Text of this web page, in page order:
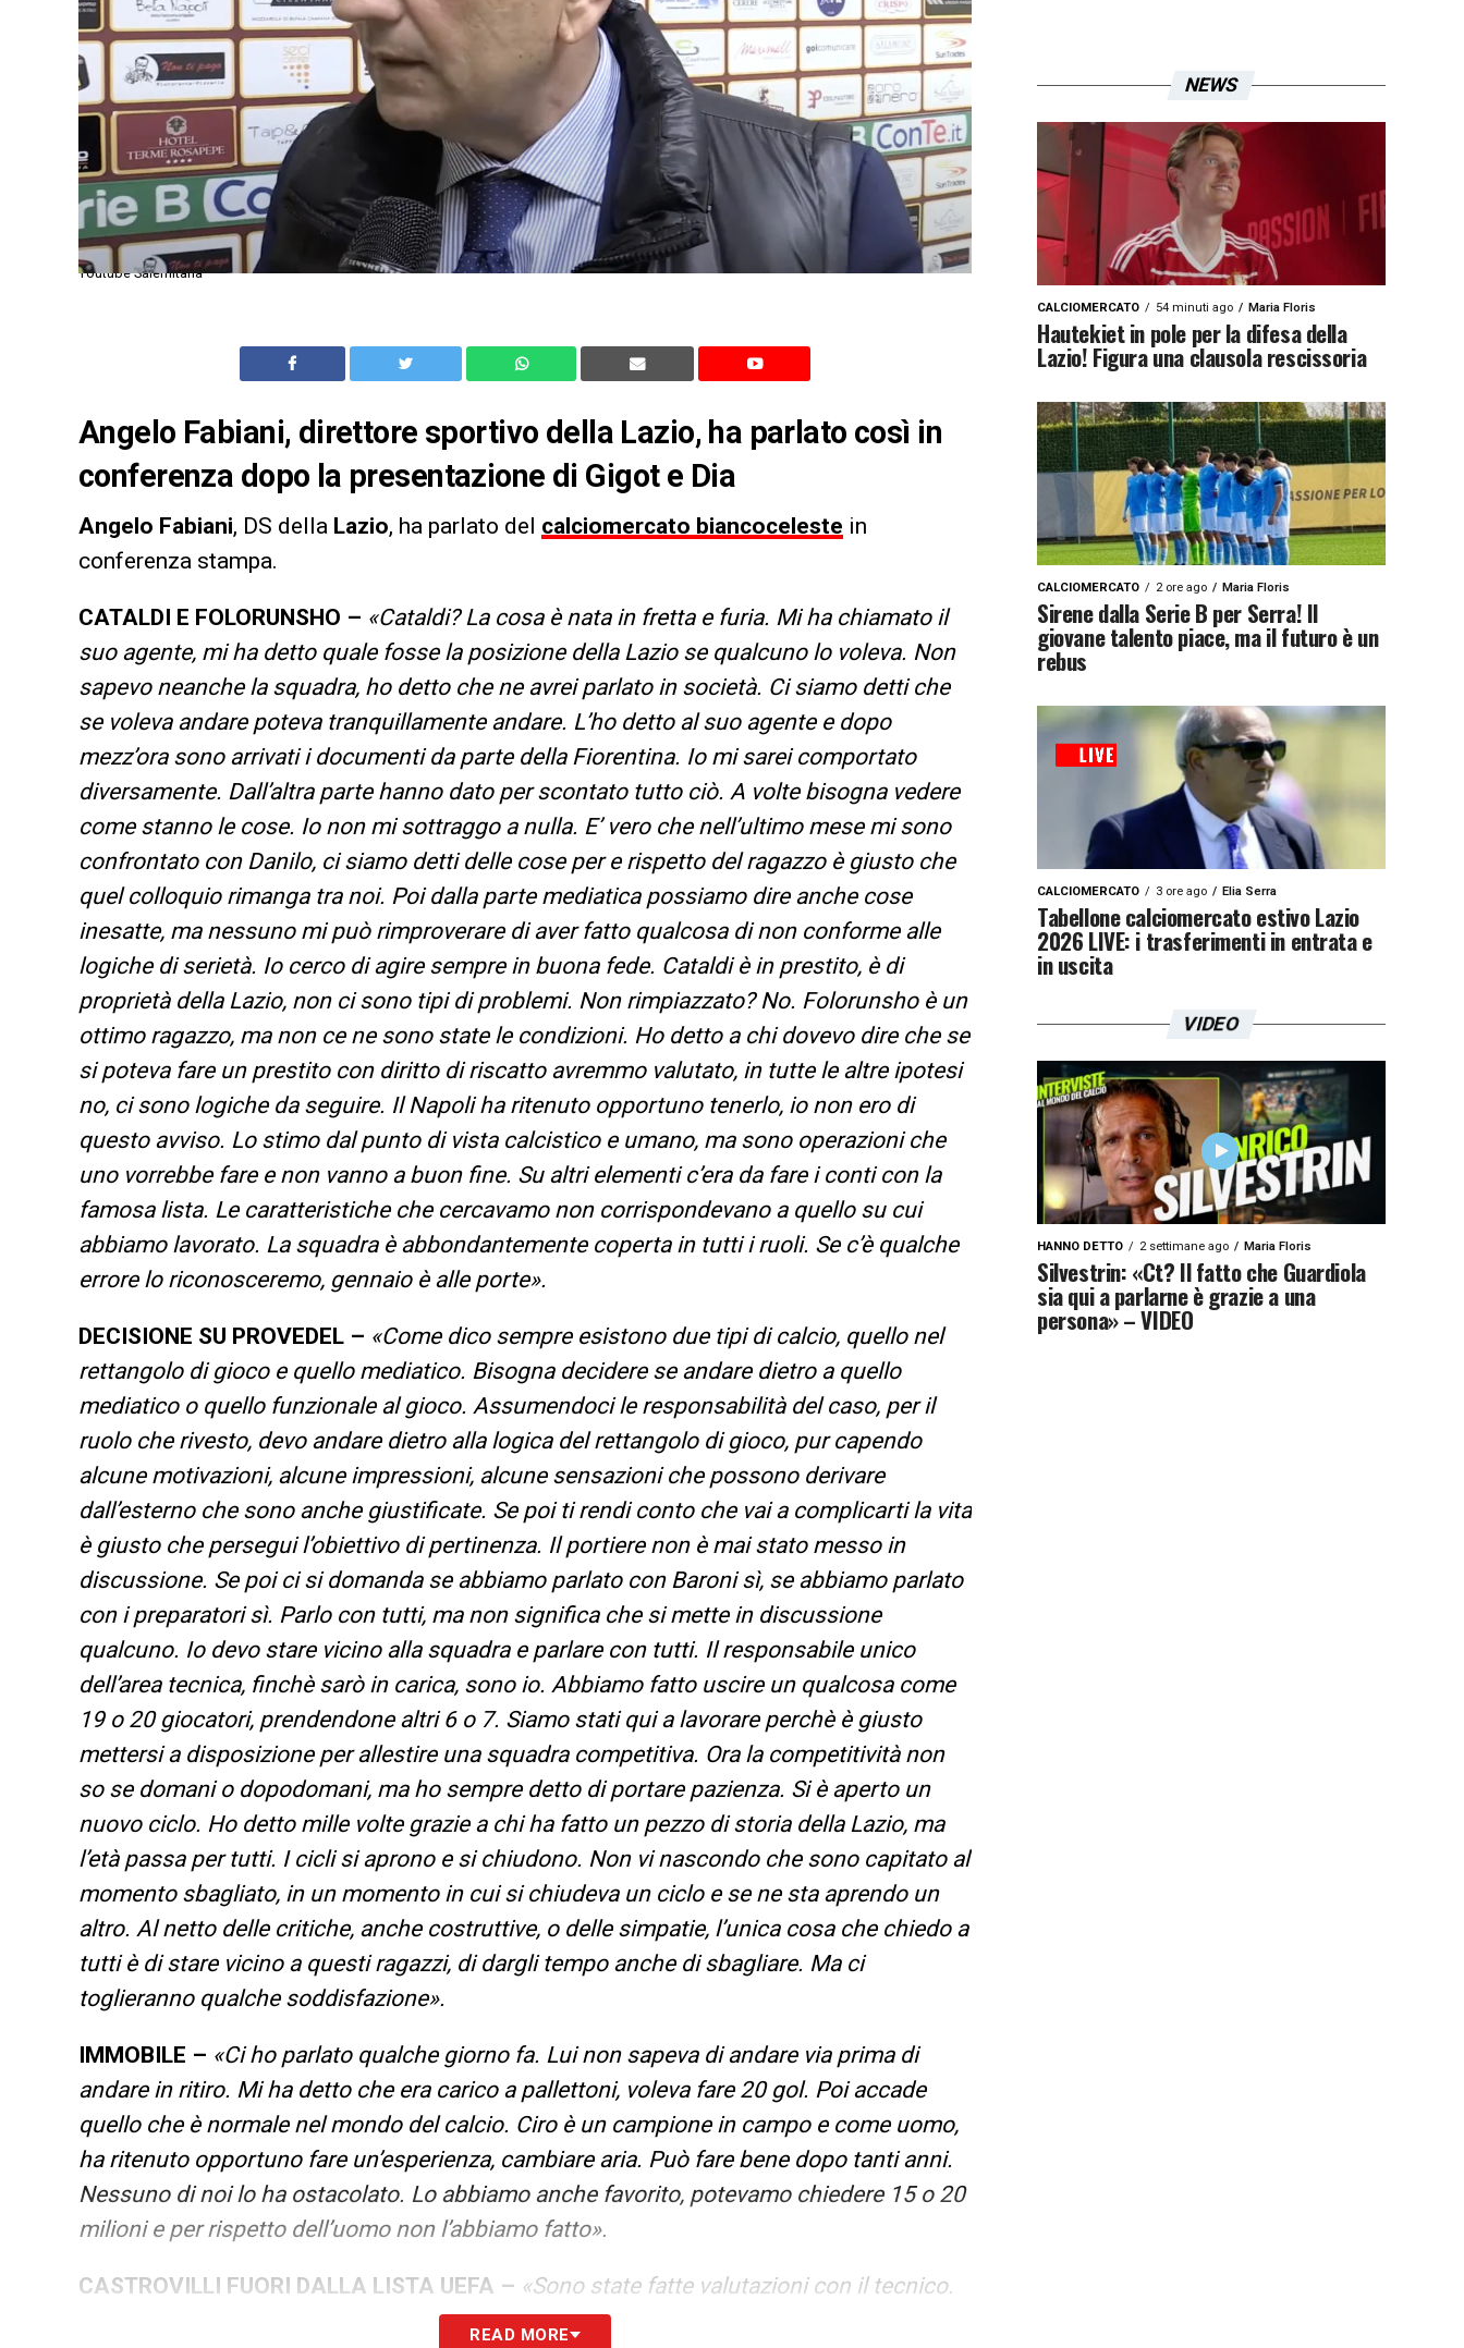
Youtube Salernitana
Angelo Fabiani, direttore sportivo della Lazio, ha parlato così in
conferenza dopo la presentazione di Gigot e Dia
Angelo Fabiani, DS della Lazio, ha parlato del calciomercato biancoceleste in
conferenza stampa.
CATALDI E FOLORUNSHO – «Cataldi? La cosa è nata in fretta e furia. Mi ha chiamato il
suo agente, mi ha detto quale fosse la posizione della Lazio se qualcuno lo voleva. Non
sapevo neanche la squadra, ho detto che ne avrei parlato in società. Ci siamo detti che
se voleva andare poteva tranquillamente andare. L’ho detto al suo agente e dopo
mezz’ora sono arrivati i documenti da parte della Fiorentina. Io mi sarei comportato
diversamente. Dall’altra parte hanno dato per scontato tutto ciò. A volte bisogna vedere
come stanno le cose. Io non mi sottraggo a nulla. E’ vero che nell’ultimo mese mi sono
confrontato con Danilo, ci siamo detti delle cose per e rispetto del ragazzo è giusto che
quel colloquio rimanga tra noi. Poi dalla parte mediatica possiamo dire anche cose
inesatte, ma nessuno mi può rimproverare di aver fatto qualcosa di non conforme alle
logiche di serietà. Io cerco di agire sempre in buona fede. Cataldi è in prestito, è di
proprietà della Lazio, non ci sono tipi di problemi. Non rimpiazzato? No. Folorunsho è un
ottimo ragazzo, ma non ce ne sono state le condizioni. Ho detto a chi dovevo dire che se
si poteva fare un prestito con diritto di riscatto avremmo valutato, in tutte le altre ipotesi
no, ci sono logiche da seguire. Il Napoli ha ritenuto opportuno tenerlo, io non ero di
questo avviso. Lo stimo dal punto di vista calcistico e umano, ma sono operazioni che
uno vorrebbe fare e non vanno a buon fine. Su altri elementi c’era da fare i conti con la
famosa lista. Le caratteristiche che cercavamo non corrispondevano a quello su cui
abbiamo lavorato. La squadra è abbondantemente coperta in tutti i ruoli. Se c’è qualche
errore lo riconosceremo, gennaio è alle porte».
DECISIONE SU PROVEDEL – «Come dico sempre esistono due tipi di calcio, quello nel
rettangolo di gioco e quello mediatico. Bisogna decidere se andare dietro a quello
mediatico o quello funzionale al gioco. Assumendoci le responsabilità del caso, per il
ruolo che rivesto, devo andare dietro alla logica del rettangolo di gioco, pur capendo
alcune motivazioni, alcune impressioni, alcune sensazioni che possono derivare
dall’esterno che sono anche giustificate. Se poi ti rendi conto che vai a complicarti la vita
è giusto che persegui l’obiettivo di pertinenza. Il portiere non è mai stato messo in
discussione. Se poi ci si domanda se abbiamo parlato con Baroni sì, se abbiamo parlato
con i preparatori sì. Parlo con tutti, ma non significa che si mette in discussione
qualcuno. Io devo stare vicino alla squadra e parlare con tutti. Il responsabile unico
dell’area tecnica, finchè sarò in carica, sono io. Abbiamo fatto uscire un qualcosa come
19 o 20 giocatori, prendendone altri 6 o 7. Siamo stati qui a lavorare perchè è giusto
mettersi a disposizione per allestire una squadra competitiva. Ora la competitività non
so se domani o dopodomani, ma ho sempre detto di portare pazienza. Si è aperto un
nuovo ciclo. Ho detto mille volte grazie a chi ha fatto un pezzo di storia della Lazio, ma
l’età passa per tutti. I cicli si aprono e si chiudono. Non vi nascondo che sono capitato al
momento sbagliato, in un momento in cui si chiudeva un ciclo e se ne sta aprendo un
altro. Al netto delle critiche, anche costruttive, o delle simpatie, l’unica cosa che chiedo a
tutti è di stare vicino a questi ragazzi, di dargli tempo anche di sbagliare. Ma ci
toglieranno qualche soddisfazione».
IMMOBILE – «Ci ho parlato qualche giorno fa. Lui non sapeva di andare via prima di
andare in ritiro. Mi ha detto che era carico a pallettoni, voleva fare 20 gol. Poi accade
quello che è normale nel mondo del calcio. Ciro è un campione in campo e come uomo,
ha ritenuto opportuno fare un’esperienza, cambiare aria. Può fare bene dopo tanti anni.
Nessuno di noi lo ha ostacolato. Lo abbiamo anche favorito, potevamo chiedere 15 o 20
milioni e per rispetto dell’uomo non l’abbiamo fatto».
CASTROVILLI FUORI DALLA LISTA UEFA – «Sono state fatte valutazioni con il tecnico.
Io sono responsabile ma c’è chi lavora in quel settore. Pedro è un campione, un uomo
READ MORE
NEWS
CALCIOMERCATO 54 minuti ago Maria Floris
Hautekiet in pole per la difesa della
Lazio! Figura una clausola rescissoria
CALCIOMERCATO 2 ore ago Maria Floris
Sirene dalla Serie B per Serra! Il
giovane talento piace, ma il futuro è un
rebus
CALCIOMERCATO 3 ore ago Elia Serra
Tabellone calciomercato estivo Lazio
2026 LIVE: i trasferimenti in entrata e
in uscita
VIDEO
HANNO DETTO 2 settimane ago Maria Floris
Silvestrin: «Ct? Il fatto che Guardiola
sia qui a parlarne è grazie a una
persona» – VIDEO